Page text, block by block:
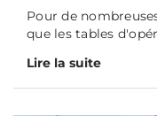
Pour de
que les tables
Lire la suite